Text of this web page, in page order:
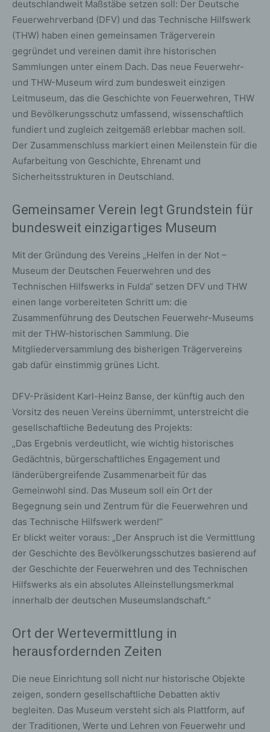
deutschlandweit Maßstäbe setzen soll: Der Deutsche
Feuerwehrverband (DFV) und das Technische Hilfswerk
(THW) haben einen gemeinsamen Trägerverein
gegründet und vereinen damit ihre historischen
Sammlungen unter einem Dach. Das neue Feuerwehr-
und THW-Museum wird zum bundesweit einzigen
Leitmuseum, das die Geschichte von Feuerwehren, THW
und Bevölkerungsschutz umfassend, wissenschaftlich
fundiert und zugleich zeitgemäß erlebbar machen soll.
Der Zusammenschluss markiert einen Meilenstein für die
Aufarbeitung von Geschichte, Ehrenamt und
Sicherheitsstrukturen in Deutschland.
Gemeinsamer Verein legt Grundstein für
bundesweit einzigartiges Museum
Mit der Gründung des Vereins „Helfen in der Not –
Museum der Deutschen Feuerwehren und des
Technischen Hilfswerks in Fulda“ setzen DFV und THW
einen lange vorbereiteten Schritt um: die
Zusammenführung des Deutschen Feuerwehr-Museums
mit der THW-historischen Sammlung. Die
Mitgliederversammlung des bisherigen Trägervereins
gab dafür einstimmig grünes Licht.
DFV-Präsident Karl-Heinz Banse, der künftig auch den
Vorsitz des neuen Vereins übernimmt, unterstreicht die
gesellschaftliche Bedeutung des Projekts:
„Das Ergebnis verdeutlicht, wie wichtig historisches
Gedächtnis, bürgerschaftliches Engagement und
länderübergreifende Zusammenarbeit für das
Gemeinwohl sind. Das Museum soll ein Ort der
Begegnung sein und Zentrum für die Feuerwehren und
das Technische Hilfswerk werden!“
Er blickt weiter voraus: „Der Anspruch ist die Vermittlung
der Geschichte des Bevölkerungsschutzes basierend auf
der Geschichte der Feuerwehren und des Technischen
Hilfswerks als ein absolutes Alleinstellungsmerkmal
innerhalb der deutschen Museumslandschaft.“
Ort der Wertevermittlung in
herausfordernden Zeiten
Die neue Einrichtung soll nicht nur historische Objekte
zeigen, sondern gesellschaftliche Debatten aktiv
begleiten. Das Museum versteht sich als Plattform, auf
der Traditionen, Werte und Lehren von Feuerwehr und